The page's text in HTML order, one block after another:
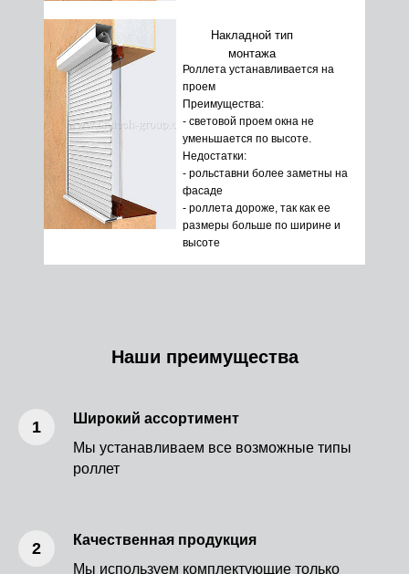
Накладной тип
монтажа
Роллета устанавливается на
проем
Преимущества:
- световой проем окна не
уменьшается по высоте.
Недостатки:
- рольставни более заметны на
фасаде
- роллета дороже, так как ее
размеры больше по ширине и
высоте
Наши преимущества
Широкий ассортимент
Мы устанавливаем все возможные типы
роллет
Качественная продукция
Мы используем комплектующие только